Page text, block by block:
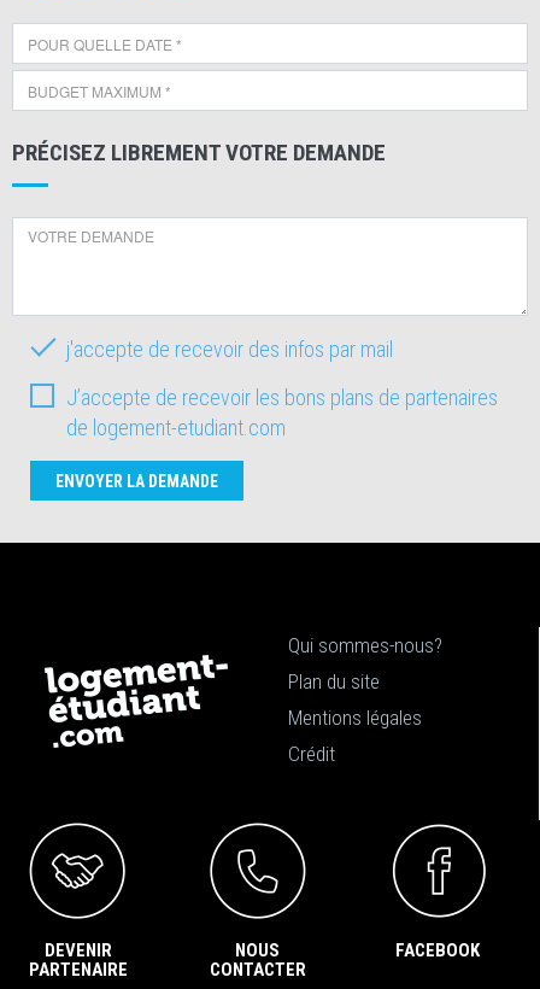
PRÉCISEZ LIBREMENT VOTRE DEMANDE
j'accepte de recevoir des infos par mail
J’accepte de recevoir les bons plans de partenaires
de logement-etudiant.com
ENVOYER LA DEMANDE
Qui sommes-nous?
Plan du site
Mentions légales
Crédit
DEVENIR
PARTENAIRE
NOUS
CONTACTER
FACEBOOK